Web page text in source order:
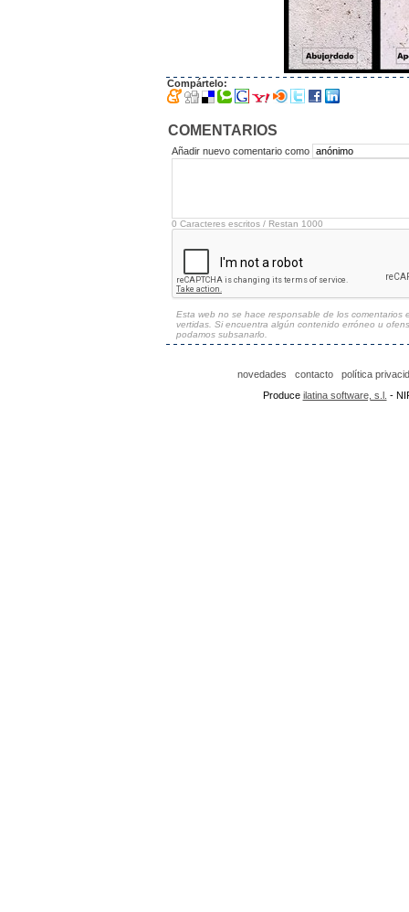
Compártelo:
COMENTARIOS
Añadir nuevo comentario como
0 Caracteres escritos / Restan 1000
Esta web no se hace responsable de los comentarios
vertidas. Si encuentra algún contenido erróneo u
podamos subsanarlo.
novedades contacto
política
Produce ilatina software, s.l. -